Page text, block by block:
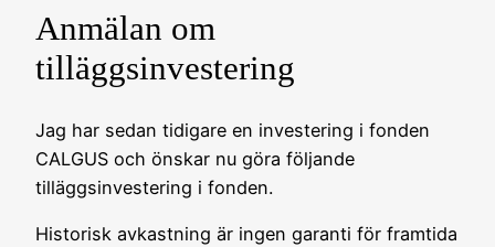
Anmälan om
tilläggsinvestering
Jag har sedan tidigare en investering i fonden
CALGUS och önskar nu göra följande
tilläggsinvestering i fonden.
Historisk avkastning är ingen garanti för framtida